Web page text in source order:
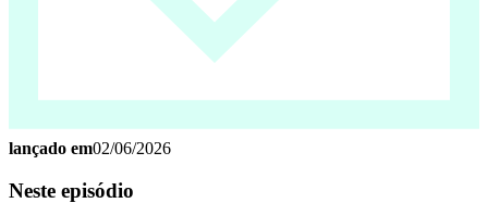
lançado em02/06/2026
Neste episódio